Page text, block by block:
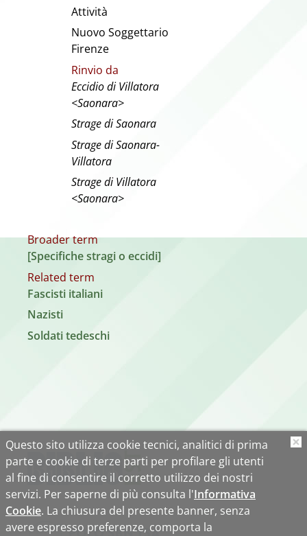
Attività
Nuovo Soggettario
Firenze
Rinvio da
Eccidio di Villatora
<Saonara>
Strage di Saonara
Strage di Saonara-
Villatora
Strage di Villatora
<Saonara>
Broader term
[Specifiche stragi o eccidi]
Related term
Fascisti italiani
Nazisti
Soldati tedeschi
Questo sito utilizza cookie tecnici, analitici di prima
parte e cookie di terze parti per profilare gli utenti
al fine di consentire il corretto utilizzo dei nostri
servizi. Per saperne di più consulta l'Informativa
Cookie. La chiusura del presente banner, senza
avere espresso preferenze, comporta la